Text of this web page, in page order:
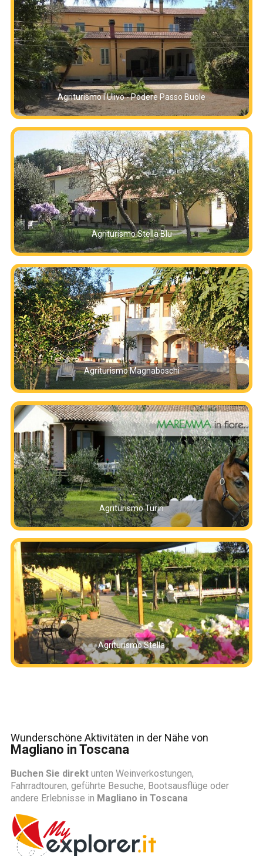
Agriturismo l'Ulivo - Podere Passo Buole
Agriturismo Stella Blu
Agriturismo Magnaboschi
Agriturismo Turin
Agriturismo Stella
Wunderschöne Aktivitäten in der Nähe von
Magliano in Toscana
Buchen Sie direktunten Weinverkostungen,
Fahrradtouren, geführte Besuche, Bootsausflüge oder
andere Erlebnisse in Magliano in Toscana